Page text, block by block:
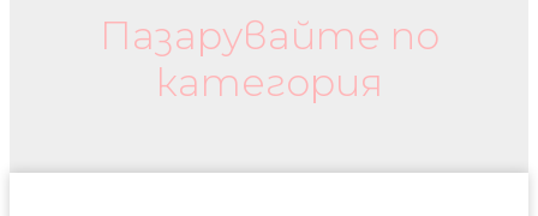
Пазарувайте по
категория